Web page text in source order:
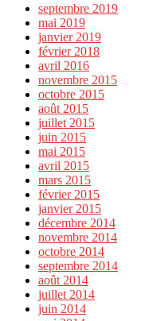
septembre 2019
mai 2019
janvier 2019
février 2018
avril 2016
novembre 2015
octobre 2015
août 2015
juillet 2015
juin 2015
mai 2015
avril 2015
mars 2015
février 2015
janvier 2015
décembre 2014
novembre 2014
octobre 2014
septembre 2014
août 2014
juillet 2014
juin 2014